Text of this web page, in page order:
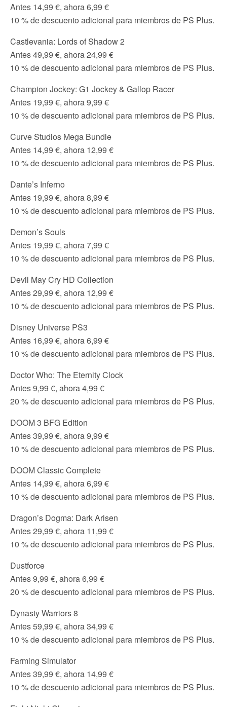
Antes 14,99 €, ahora 6,99 €
10 % de descuento adicional para miembros de PS Plus.
Castlevania: Lords of Shadow 2
Antes 49,99 €, ahora 24,99 €
10 % de descuento adicional para miembros de PS Plus.
Champion Jockey: G1 Jockey & Gallop Racer
Antes 19,99 €, ahora 9,99 €
10 % de descuento adicional para miembros de PS Plus.
Curve Studios Mega Bundle
Antes 14,99 €, ahora 12,99 €
10 % de descuento adicional para miembros de PS Plus.
Dante’s Inferno
Antes 19,99 €, ahora 8,99 €
10 % de descuento adicional para miembros de PS Plus.
Demon’s Souls
Antes 19,99 €, ahora 7,99 €
10 % de descuento adicional para miembros de PS Plus.
Devil May Cry HD Collection
Antes 29,99 €, ahora 12,99 €
10 % de descuento adicional para miembros de PS Plus.
Disney Universe PS3
Antes 16,99 €, ahora 6,99 €
10 % de descuento adicional para miembros de PS Plus.
Doctor Who: The Eternity Clock
Antes 9,99 €, ahora 4,99 €
20 % de descuento adicional para miembros de PS Plus.
DOOM 3 BFG Edition
Antes 39,99 €, ahora 9,99 €
10 % de descuento adicional para miembros de PS Plus.
DOOM Classic Complete
Antes 14,99 €, ahora 6,99 €
10 % de descuento adicional para miembros de PS Plus.
Dragon’s Dogma: Dark Arisen
Antes 29,99 €, ahora 11,99 €
10 % de descuento adicional para miembros de PS Plus.
Dustforce
Antes 9,99 €, ahora 6,99 €
20 % de descuento adicional para miembros de PS Plus.
Dynasty Warriors 8
Antes 59,99 €, ahora 34,99 €
10 % de descuento adicional para miembros de PS Plus.
Farming Simulator
Antes 39,99 €, ahora 14,99 €
10 % de descuento adicional para miembros de PS Plus.